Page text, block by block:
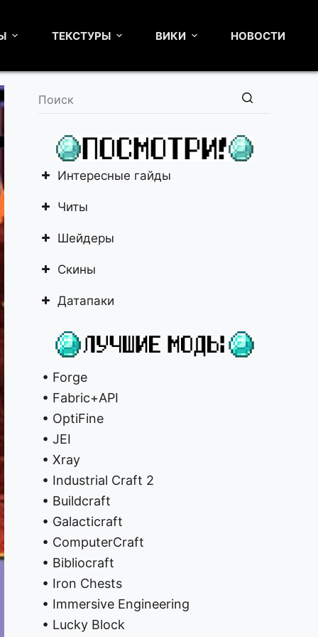
ТЕКСТУРЫ ВИКИ НОВОСТИ
найдено
Интересные гайды
Читы
Шейдеры
Скины
Датапаки
• Forge
• Fabric+API
• OptiFine
• JEI
• Xray
• Industrial Craft 2
• Buildcraft
• Galacticraft
• ComputerCraft
• Bibliocraft
• Iron Chests
• Immersive Engineering
• Lucky Block